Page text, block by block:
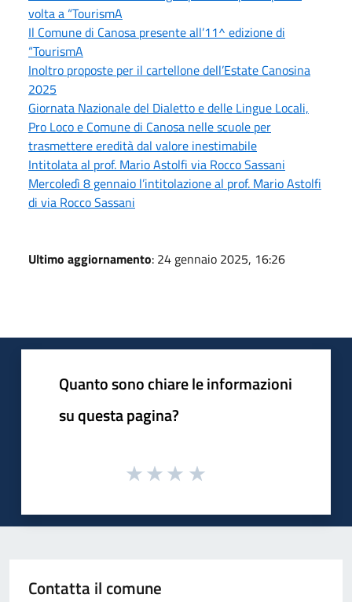
volta a “TourismA
Il Comune di Canosa presente all’11^ edizione di
“TourismA
Inoltro proposte per il cartellone dell’Estate Canosina
2025
Giornata Nazionale del Dialetto e delle Lingue Locali,
Pro Loco e Comune di Canosa nelle scuole per
trasmettere eredità dal valore inestimabile
Intitolata al prof. Mario Astolfi via Rocco Sassani
Mercoledì 8 gennaio l’intitolazione al prof. Mario Astolfi
di via Rocco Sassani
Ultimo aggiornamento: 24 gennaio 2025, 16:26
Quanto sono chiare le informazioni
su questa pagina?
Contatta il comune